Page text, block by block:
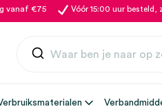
vanaf €75 Vóór 15:00 uur